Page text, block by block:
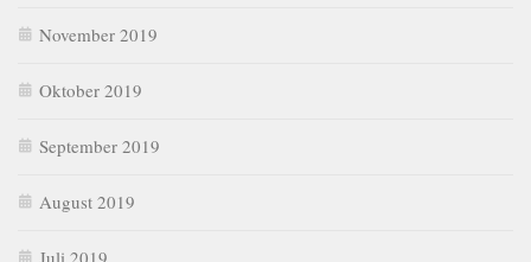
November 2019
Oktober 2019
September 2019
August 2019
Juli 2019